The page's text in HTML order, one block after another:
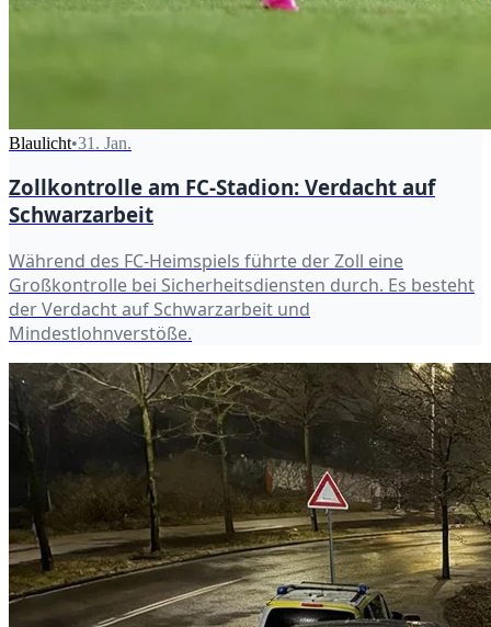
Blaulicht•31. Jan.
Zollkontrolle am FC-Stadion: Verdacht auf
Schwarzarbeit
Während des FC-Heimspiels führte der Zoll eine
Großkontrolle bei Sicherheitsdiensten durch. Es besteht
der Verdacht auf Schwarzarbeit und
Mindestlohnverstöße.